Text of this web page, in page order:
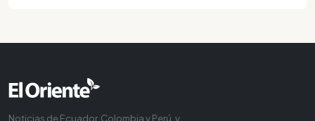
Noticias de Ecuador, Colombia y Perú, y